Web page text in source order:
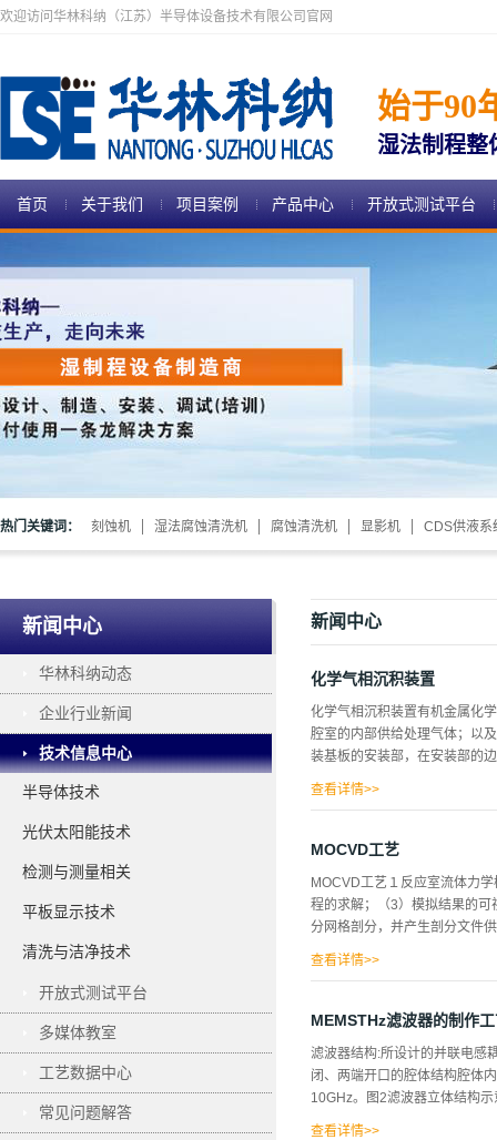
欢迎访问华林科纳（江苏）半导体设备技术有限公司官网
始于90
湿法制程整
首页 关于我们 项目案例 产品中心 开放式测试平台
热门关键词： 刻蚀机 湿法腐蚀清洗机 腐蚀清洗机 显影机 CDS供液系
新闻中心
华林科纳动态
企业行业新闻
技术信息中心
半导体技术
光伏太阳能技术
检测与测量相关
平板显示技术
清洗与洁净技术
开放式测试平台
多媒体教室
工艺数据中心
常见问题解答
新闻中心
化学气相沉积装置
化学气相沉积装置有机金属化
腔室的内部供给处理气体；以
装基板的安装部，在安装部的
的上表面测定的中间槽的深度
板的圆周面与平面接触的角隅
圆周角度。进而，能够以可装
入槽，在插入槽的内侧具备测
60％至90％。发明效果根据具
颗粒等的异物形成到...
查看详情>>
MOCVD工艺
MOCVD工艺１反应室流体力
程的求解；（3）模拟结果的
分网格剖分，并产生剖分文件
件。 生长高质量半导体薄膜的
MOCVD系统，在一定条件下
平衡理论就可以运用于系统，
一种是以系统相平衡时自由能
采用了后者，将自由能最小原
查看详情>>
MEMSTHz滤波器的制作
滤波器结构:所设计的并联电感
闭、两端开口的腔体结构腔体
10GHz。图2滤波器立体结构
查看详情>>